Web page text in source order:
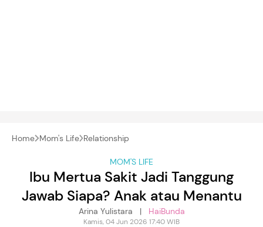
Home Mom's Life Relationship
MOM'S LIFE
Ibu Mertua Sakit Jadi Tanggung
Jawab Siapa? Anak atau Menantu
Arina Yulistara | HaiBunda
Kamis, 04 Jun 2026 17:40 WIB